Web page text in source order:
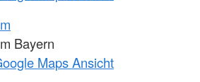
Bayern
Maps Ansicht